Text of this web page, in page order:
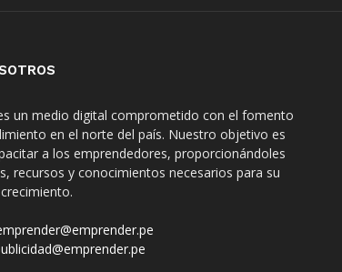
un medio digital comprometido con el fomento
en el norte del país. Nuestro objetivo es
a los emprendedores, proporcionándoles
recursos y conocimientos necesarios para su